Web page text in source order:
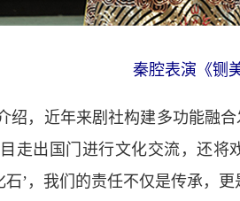
秦腔表演《铡
，近年来剧社构建多功能融合
走出国门进行文化交流，还
’，我们的责任不仅是传承，